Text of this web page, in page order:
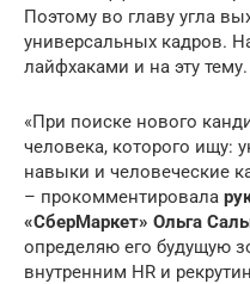
Поэтому во главу угла
универсальных кадров.
лайфхаками и на эту тему.
«При поиске нового
человека, которого ищу:
навыки и человеческие
– прокомментировала
«СберМаркет» Ольга
определяю его будущую
внутренним HR и